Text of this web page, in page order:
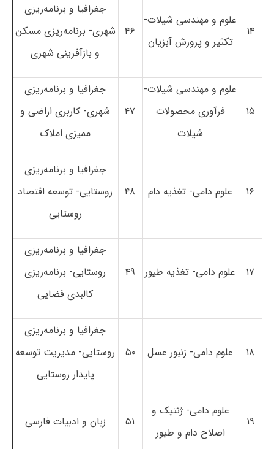
۱۴
علوم و مهندسی شیلات-
تکثیر و پرورش آبزیان
۴۶
جغرافیا و برنامه‌ریزی
شهری- برنامه‌ریزی مسکن
و بازآفرینی شهری
۱۵
علوم و مهندسی شیلات-
فرآوری محصولات
شیلات
۴۷
جغرافیا و برنامه‌ریزی
شهری- کاربری اراضی و
ممیزی املاک
۱۶ علوم دامی- تغذیه دام ۴۸
جغرافیا و برنامه‌ریزی
روستایی- توسعه اقتصاد
روستایی
۱۷ علوم دامی- تغذیه طیور ۴۹
جغرافیا و برنامه‌ریزی
روستایی- برنامه‌ریزی
کالبدی فضایی
۱۸ علوم دامی- زنبور عسل ۵۰
جغرافیا و برنامه‌ریزی
روستایی- مدیریت توسعه
پایدار روستایی
۱۹
علوم دامی- ژنتیک و
اصلاح دام و طیور
۵۱ زبان و ادبیات فارسی